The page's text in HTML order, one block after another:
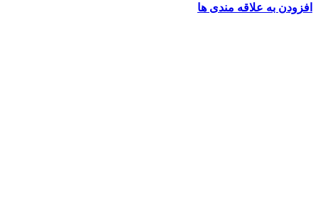
افزودن به علاقه مندی ها